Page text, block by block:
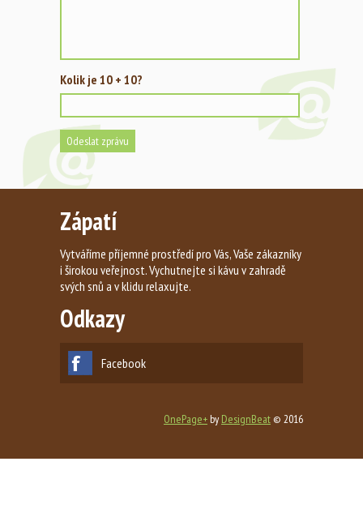
Kolik je 10 + 10?
Zápatí
Vytváříme příjemné prostředí pro Vás, Vaše zákazníky
i širokou veřejnost. Vychutnejte si kávu v zahradě
svých snů a v klidu relaxujte.
Odkazy
Facebook
OnePage+by DesignBeat © 2016